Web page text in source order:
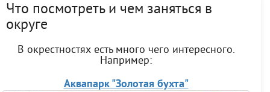
Что посмотреть и чем заняться в
округе
В окрестностях есть много чего интересного.
Например:
Аквапарк "Золотая бухта"